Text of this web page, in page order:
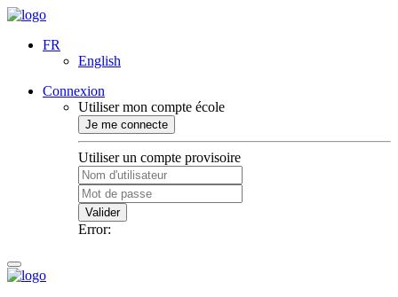
FR
English
Connexion
Utiliser mon compte école
Je me connecte
Utiliser un compte provisoire
Valider
Error: